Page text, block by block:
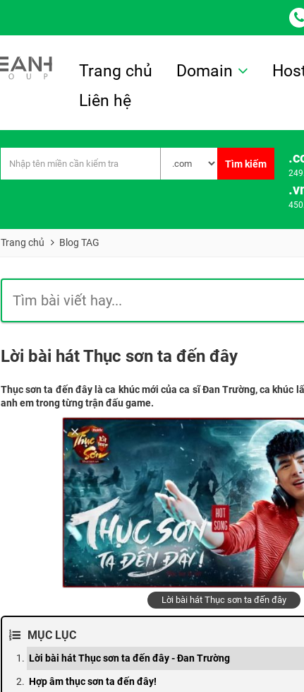
Trang chủ Domain
Liên hệ
Tìm kiếm
Trang chủ Blog TAG
Lời bài hát Thục sơn ta đến đây
Thục sơn ta đến đây là ca khúc mới của ca sĩ Đan Trường, ca khúc
anh em trong từng trận đấu game.
Lời bài hát Thục sơn ta đến đây
MỤC LỤC
Lời bài hát Thục sơn ta đến đây - Đan Trường
Hợp âm thục sơn ta đến đây!